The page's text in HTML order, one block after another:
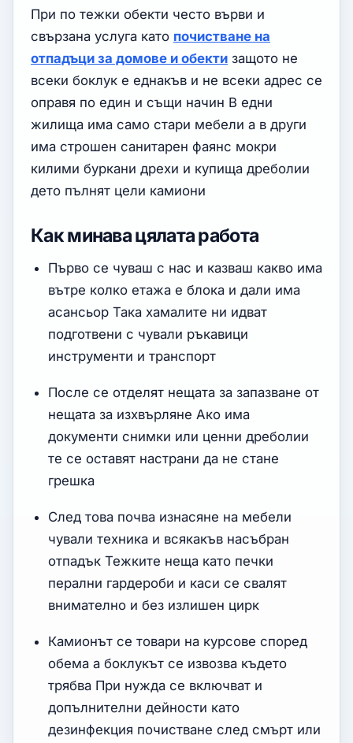
При по тежки обекти често върви и
свързана услуга като почистване на
отпадъци за домове и обекти защото не
всеки боклук е еднакъв и не всеки адрес се
оправя по един и същи начин В едни
жилища има само стари мебели а в други
има строшен санитарен фаянс мокри
килими буркани дрехи и купища дреболии
дето пълнят цели камиони
Как минава цялата работа
Първо се чуваш с нас и казваш какво има
вътре колко етажа е блока и дали има
асансьор Така хамалите ни идват
подготвени с чували ръкавици
инструменти и транспорт
После се отделят нещата за запазване от
нещата за изхвърляне Ако има
документи снимки или ценни дреболии
те се оставят настрани да не стане
грешка
След това почва изнасяне на мебели
чували техника и всякакъв насъбран
отпадък Тежките неща като печки
перални гардероби и каси се свалят
внимателно и без излишен цирк
Камионът се товари на курсове според
обема а боклукът се извозва където
трябва При нужда се включват и
допълнителни дейности като
дезинфекция почистване след смърт или